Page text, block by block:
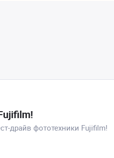
драйв фототехники Fujifilm!